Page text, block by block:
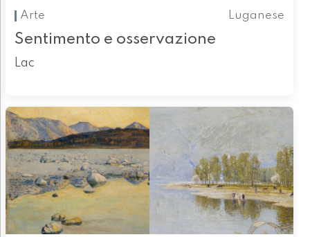
Arte
Luganese
Sentimento e osservazione
Lac